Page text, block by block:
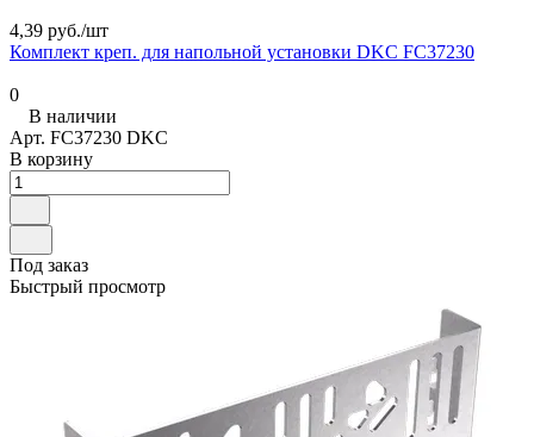
4,39 руб./шт
Комплект креп. для напольной установки DKC FC37230
0
В наличии
Арт. FC37230 DKC
В корзину
Под заказ
Быстрый просмотр